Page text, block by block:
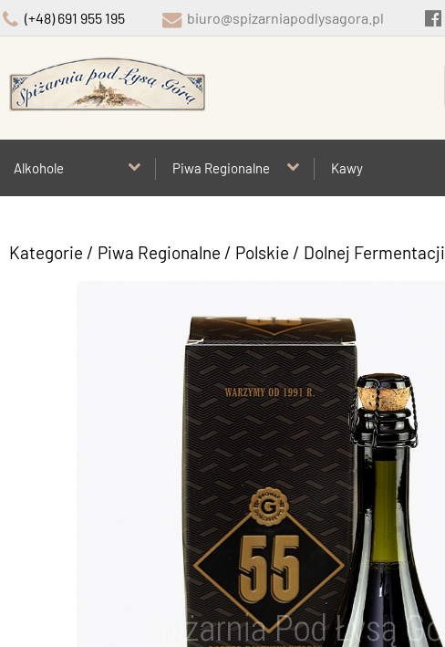
(+48) 691 955 195 biuro@spizarniapodlysagora.pl
Alkohole Piwa Regionalne Kawy
Kategorie / Piwa Regionalne / Polskie / Dolnej Fermentacji